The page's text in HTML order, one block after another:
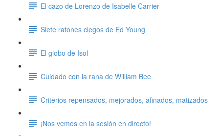
El cazo de Lorenzo de Isabelle Carrier
Siete ratones ciegos de Ed Young
El globo de Isol
Cuidado con la rana de William Bee
Criterios repensados, mejorados, afinados, matizados
¡Nos vemos en la sesión en directo!